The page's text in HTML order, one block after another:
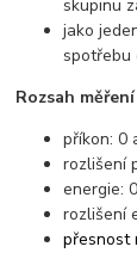
skupinu
jako
spotřebu
Rozsah
příkon: 0
rozlišení
energie:
rozlišení
přesnost